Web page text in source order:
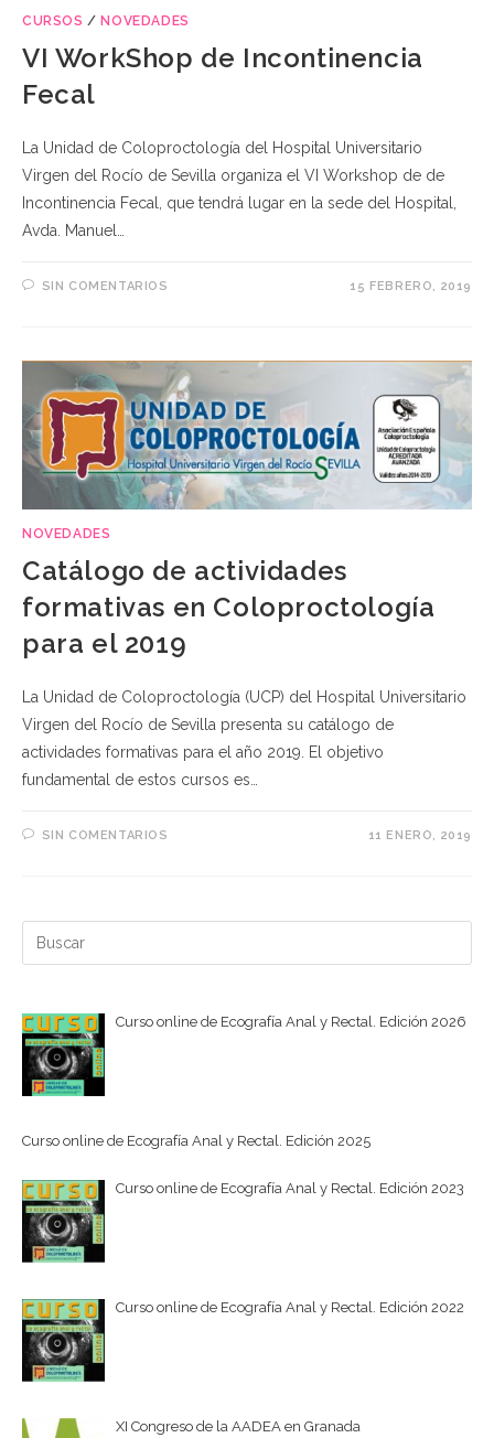
CURSOS / NOVEDADES
VI WorkShop de Incontinencia
Fecal
La Unidad de Coloproctología del Hospital Universitario
Virgen del Rocío de Sevilla organiza el VI Workshop de de
Incontinencia Fecal, que tendrá lugar en la sede del Hospital,
Avda. Manuel…
SIN COMENTARIOS 15 FEBRERO, 2019
NOVEDADES
Catálogo de actividades
formativas en Coloproctología
para el 2019
La Unidad de Coloproctología (UCP) del Hospital Universitario
Virgen del Rocío de Sevilla presenta su catálogo de
actividades formativas para el año 2019. El objetivo
fundamental de estos cursos es…
SIN COMENTARIOS 11 ENERO, 2019
Buscar:
Curso online de Ecografía Anal y Rectal. Edición 2026
Curso online de Ecografía Anal y Rectal. Edición 2025
Curso online de Ecografía Anal y Rectal. Edición 2023
Curso online de Ecografía Anal y Rectal. Edición 2022
XI Congreso de la AADEA en Granada